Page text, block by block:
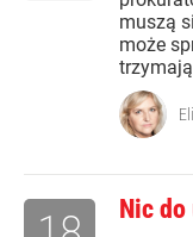
muszą
może
Nic